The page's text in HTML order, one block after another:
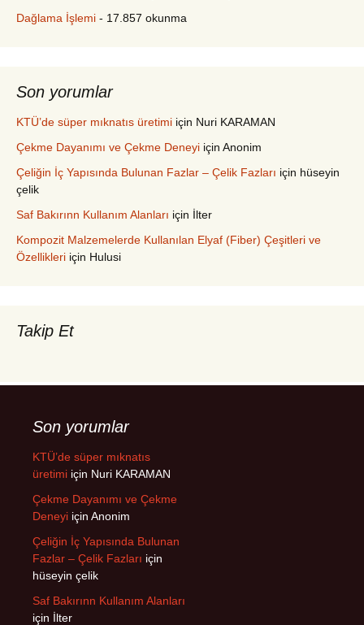
Dağlama İşlemi - 17.857 okunma
Son yorumlar
KTÜ’de süper mıknatıs üretimi için Nuri KARAMAN
Çekme Dayanımı ve Çekme Deneyi için Anonim
Çeliğin İç Yapısında Bulunan Fazlar – Çelik Fazları için hüseyin
çelik
Saf Bakırınn Kullanım Alanları için İlter
Kompozit Malzemelerde Kullanılan Elyaf (Fiber) Çeşitleri ve
Özellikleri için Hulusi
Takip Et
Son yorumlar
KTÜ’de süper mıknatıs
üretimi için Nuri KARAMAN
Çekme Dayanımı ve Çekme
Deneyi için Anonim
Çeliğin İç Yapısında Bulunan
Fazlar – Çelik Fazları için
hüseyin çelik
Saf Bakırınn Kullanım Alanları
için İlter